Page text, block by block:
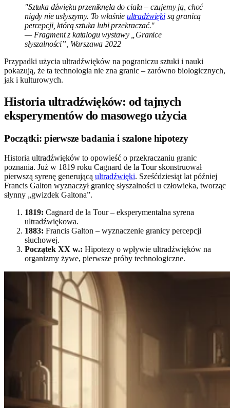
"Sztuka dźwięku przeniknęła do ciała – czujemy ją, choć
nigdy nie usłyszymy. To właśnie ultradźwiękisą granicą
percepcji, którą sztuka lubi przekraczać."
— Fragment z katalogu wystawy „Granice
słyszalności”, Warszawa 2022
Przypadki użycia ultradźwięków na pograniczu sztuki i nauki
pokazują, że ta technologia nie zna granic – zarówno biologicznych,
jak i kulturowych.
Historia ultradźwięków: od tajnych
eksperymentów do masowego użycia
Początki: pierwsze badania i szalone hipotezy
Historia ultradźwięków to opowieść o przekraczaniu granic
poznania. Już w 1819 roku Cagnard de la Tour skonstruował
pierwszą syrenę generującą ultradźwięki. Sześćdziesiąt lat później
Francis Galton wyznaczył granicę słyszalności u człowieka, tworząc
słynny „gwizdek Galtona”.
1819: Cagnard de la Tour – eksperymentalna syrena
ultradźwiękowa.
1883: Francis Galton – wyznaczenie granicy percepcji
słuchowej.
Początek XX w.: Hipotezy o wpływie ultradźwięków na
organizmy żywe, pierwsze próby technologiczne.